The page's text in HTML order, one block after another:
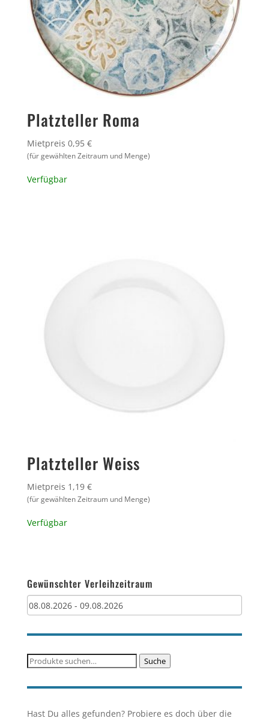
Platzteller Roma
Mietpreis 0,95 €
(für gewählten Zeitraum und Menge)
Verfügbar
Platzteller Weiss
Mietpreis 1,19 €
(für gewählten Zeitraum und Menge)
Verfügbar
Gewünschter Verleihzeitraum
Suche
Suche
Hast Du alles gefunden? Probiere es doch über die